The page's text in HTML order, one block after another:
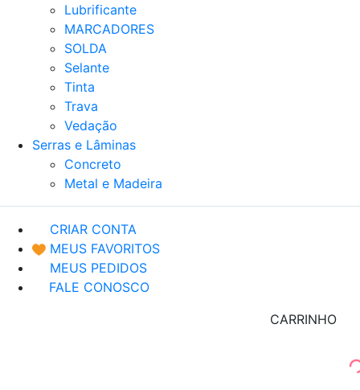
Lubrificante
MARCADORES
SOLDA
Selante
Tinta
Trava
Vedação
Serras e Lâminas
Concreto
Metal e Madeira
CRIAR CONTA
MEUS FAVORITOS
MEUS PEDIDOS
FALE CONOSCO
CARRINHO